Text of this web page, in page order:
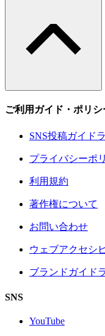
ご利用ガイド・ポリシ
SNS投稿ガイド
プライバシーポ
利用規約
著作権について
お問い合わせ
ウェブアクセシ
ブランドガイド
SNS
YouTube